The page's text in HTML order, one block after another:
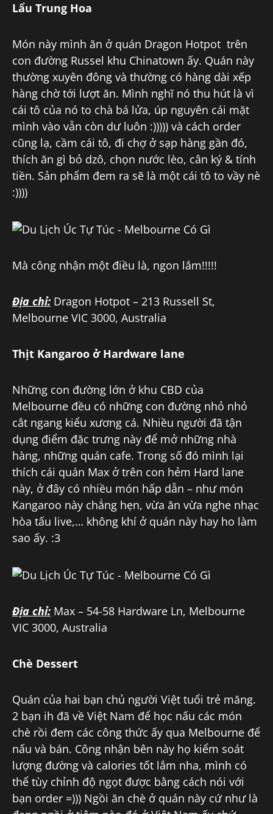
Lẩu Trung Hoa
Món này mình ăn ở quán Dragon Hotpot trên
con đường Russel khu Chinatown ấy. Quán này
thường xuyên đông và thường có hàng dài xếp
hàng chờ tới lượt ăn. Mình nghĩ nó thu hút là vì
cái tô của nó to chà bá lửa, úp nguyên cái mặt
mình vào vẫn còn dư luôn :))))) và cách order
cũng lạ, cầm cái tô, đi chợ ở sạp hàng gần đó,
thích ăn gì bỏ dzô, chọn nước lèo, cân ký & tính
tiền. Sản phẩm đem ra sẽ là một cái tô to vầy nè
:))))
Mà công nhận một điều là, ngon lắm!!!!!
Địa chỉ: Dragon Hotpot – 213 Russell St,
Melbourne VIC 3000, Australia
Thịt Kangaroo ở Hardware lane
Những con đường lớn ở khu CBD của
Melbourne đều có những con đường nhỏ nhỏ
cắt ngang kiểu xương cá. Nhiều người đã tận
dụng điểm đặc trưng này để mở những nhà
hàng, những quán cafe. Trong số đó mình lại
thích cái quán Max ở trên con hẻm Hard lane
này, ở đây có nhiều món hấp dẫn – như món
Kangaroo này chẳng hẹn, vừa ăn vừa nghe nhạc
hòa tấu live,… không khí ở quán này hay ho làm
sao ấy. :3
Địa chỉ: Max – 54-58 Hardware Ln, Melbourne
VIC 3000, Australia
Chè Dessert
Quán của hai bạn chủ người Việt tuổi trẻ măng.
2 bạn ih đã về Việt Nam để học nấu các món
chè rồi đem các công thức ấy qua Melbourne để
nấu và bán. Công nhận bên này họ kiểm soát
lượng đường và calories tốt lắm nha, mình có
thể tùy chỉnh độ ngọt được bằng cách nói với
bạn order =))) Ngồi ăn chè ở quán này cứ như là